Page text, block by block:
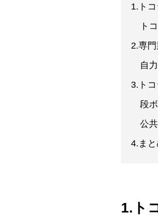
1.ト
トコ
2.専
自力
3.ト
段ボ
公共
4.まと
1.ト